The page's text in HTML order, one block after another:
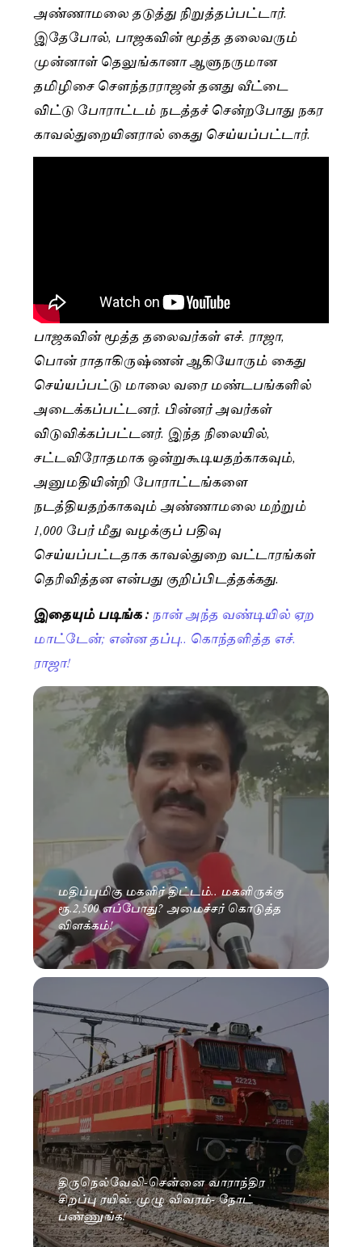
அண்ணாமலை தடுத்து நிறுத்தப்பட்டார்.
இதேபோல், பாஜகவின் மூத்த தலைவரும்
முன்னாள் தெலுங்கானா ஆளுநருமான
தமிழிசை சௌந்தரராஜன் தனது வீட்டை
விட்டு போராட்டம் நடத்தச் சென்றபோது நகர
காவல்துறையினரால் கைது செய்யப்பட்டார்.
பாஜகவின் மூத்த தலைவர்கள் எச். ராஜா,
பொன் ராதாகிருஷ்ணன் ஆகியோரும் கைது
செய்யப்பட்டு மாலை வரை மண்டபங்களில்
அடைக்கப்பட்டனர். பின்னர் அவர்கள்
விடுவிக்கப்பட்டனர். இந்த நிலையில்,
சட்டவிரோதமாக ஒன்றுகூடியதற்காகவும்,
அனுமதியின்றி போராட்டங்களை
நடத்தியதற்காகவும் அண்ணாமலை மற்றும்
1,000 பேர் மீது வழக்குப் பதிவு
செய்யப்பட்டதாக காவல்துறை வட்டாரங்கள்
தெரிவித்தன என்பது குறிப்பிடத்தக்கது.
இதையும் படிங்க : நான் அந்த வண்டியில் ஏற
மாட்டேன்; என்ன தப்பு.. கொந்தளித்த எச்.
ராஜா!
மதிப்புமிகு மகளிர் திட்டம்.. மகளிருக்கு
ரூ.2,500 எப்போது? அமைச்சர் கொடுத்த
விளக்கம்!
திருநெல்வேலி-சென்னை வாராந்திர
சிறப்பு ரயில். முழு விவரம்- நோட்
பண்ணுங்க!